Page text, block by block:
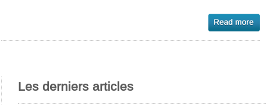
Les derniers articles